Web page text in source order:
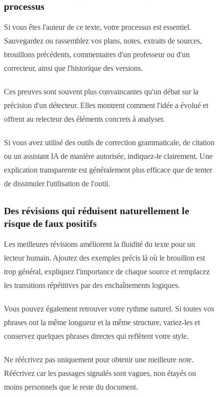
processus
Si vous êtes l'auteur de ce texte, votre processus est essentiel.
Sauvegardez ou rassemblez vos plans, notes, extraits de sources,
brouillons précédents, commentaires d'un professeur ou d'un
correcteur, ainsi que l'historique des versions.
Ces preuves sont souvent plus convaincantes qu'un débat sur la
précision d'un détecteur. Elles montrent comment l'idée a évolué et
offrent au relecteur des éléments concrets à analyser.
Si vous avez utilisé des outils de correction grammaticale, de citation
ou un assistant IA de manière autorisée, indiquez-le clairement. Une
explication transparente est généralement plus efficace que de tenter
de dissimuler l'utilisation de l'outil.
Des révisions qui réduisent naturellement le
risque de faux positifs
Les meilleures révisions améliorent la fluidité du texte pour un
lecteur humain. Ajoutez des exemples précis là où le brouillon est
trop général, expliquez l'importance de chaque source et remplacez
les transitions répétitives par des enchaînements logiques.
Vous pouvez également retrouver votre rythme naturel. Si toutes vos
phrases ont la même longueur et la même structure, variez-les et
conservez quelques phrases directes qui reflètent votre style.
Ne réécrivez pas uniquement pour obtenir une meilleure note.
Réécrivez car les passages signalés sont vagues, non étayés ou
moins personnels que le reste du document.